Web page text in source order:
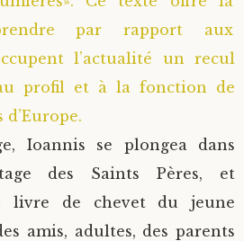
par rapport aux
l’actualité un recul
profil et à la fonction de
d’Europe.
Ioannis se plongea dans
des Saints Pères, et
livre de chevet du jeune
amis, adultes, des parents